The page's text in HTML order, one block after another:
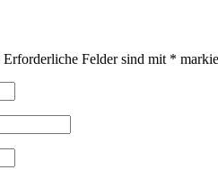
Erforderliche Felder sind mit *